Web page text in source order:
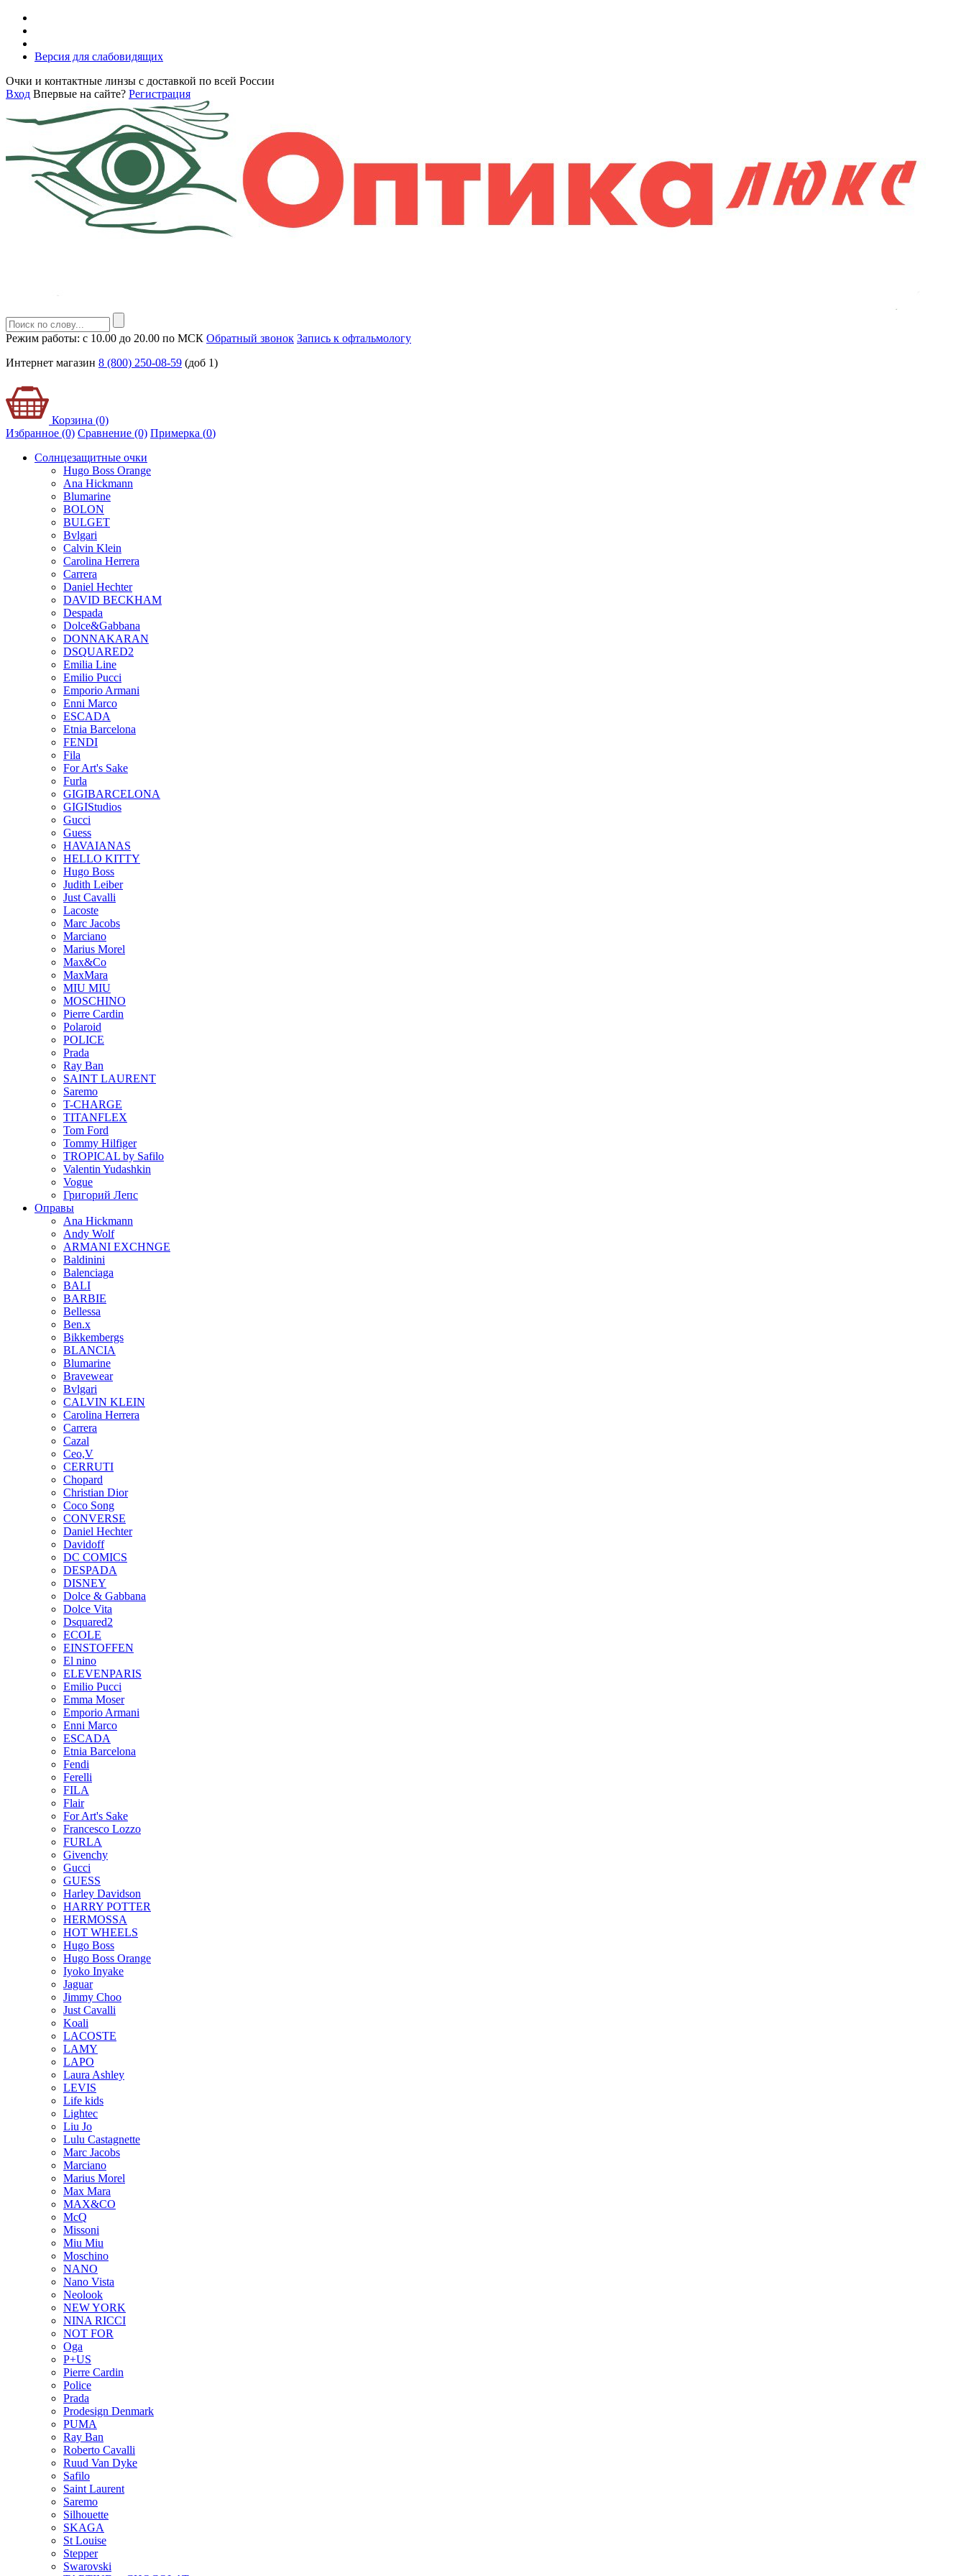
Версия для слабовидящих
Очки и контактные линзы с доставкой по всей России
Вход Впервые на сайте? Регистрация
Режим работы: с 10.00 до 20.00 по МСК Обратный звонок Запись к офтальмологу
Интернет магазин 8 (800) 250-08-59 (доб 1)
Корзина (0)
Избранное (0) Сравнение (0) Примерка (0)
Солнцезащитные очки
Hugo Boss Orange
Ana Hickmann
Blumarine
BOLON
BULGET
Bvlgari
Calvin Klein
Carolina Herrera
Carrera
Daniel Hechter
DAVID BECKHAM
Despada
Dolce&Gabbana
DONNAKARAN
DSQUARED2
Emilia Line
Emilio Pucci
Emporio Armani
Enni Marco
ESCADA
Etnia Barcelona
FENDI
Fila
For Art's Sake
Furla
GIGIBARCELONA
GIGIStudios
Gucci
Guess
HAVAIANAS
HELLO KITTY
Hugo Boss
Judith Leiber
Just Cavalli
Lacoste
Marc Jacobs
Marciano
Marius Morel
Max&Co
MaxMara
MIU MIU
MOSCHINO
Pierre Cardin
Polaroid
POLICE
Prada
Ray Ban
SAINT LAURENT
Saremo
T-CHARGE
TITANFLEX
Tom Ford
Tommy Hilfiger
TROPICAL by Safilo
Valentin Yudashkin
Vogue
Григорий Лепс
Оправы
Ana Hickmann
Andy Wolf
ARMANI EXCHNGE
Baldinini
Balenciaga
BALI
BARBIE
Bellessa
Ben.x
Bikkembergs
BLANCIA
Blumarine
Bravewear
Bvlgari
CALVIN KLEIN
Carolina Herrera
Carrera
Cazal
Ceo,V
CERRUTI
Chopard
Christian Dior
Coco Song
CONVERSE
Daniel Hechter
Davidoff
DC COMICS
DESPADA
DISNEY
Dolce & Gabbana
Dolce Vita
Dsquared2
ECOLE
EINSTOFFEN
El nino
ELEVENPARIS
Emilio Pucci
Emma Moser
Emporio Armani
Enni Marco
ESCADA
Etnia Barcelona
Fendi
Ferelli
FILA
Flair
For Art's Sake
Francesco Lozzo
FURLA
Givenchy
Gucci
GUESS
Harley Davidson
HARRY POTTER
HERMOSSA
HOT WHEELS
Hugo Boss
Hugo Boss Orange
Iyoko Inyake
Jaguar
Jimmy Choo
Just Cavalli
Koali
LACOSTE
LAMY
LAPO
Laura Ashley
LEVIS
Life kids
Lightec
Liu Jo
Lulu Castagnette
Marc Jacobs
Marciano
Marius Morel
Max Mara
MAX&CO
McQ
Missoni
Miu Miu
Moschino
NANO
Nano Vista
Neolook
NEW YORK
NINA RICCI
NOT FOR
Oga
P+US
Pierre Cardin
Police
Prada
Prodesign Denmark
PUMA
Ray Ban
Roberto Cavalli
Ruud Van Dyke
Safilo
Saint Laurent
Saremo
Silhouette
SKAGA
St Louise
Stepper
Swarovski